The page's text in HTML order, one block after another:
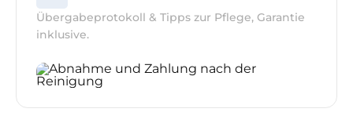
Übergabeprotokoll & Tipps zur Pflege, Garantie
inklusive.